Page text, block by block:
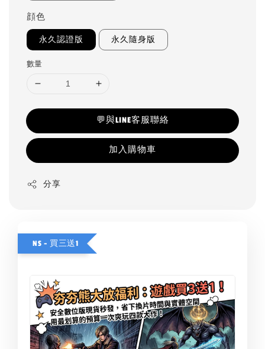
顔色
永久認證版 永久隨身版
數量
💬與LINE客服聯絡
加入購物車
分享
NS - 買三送1